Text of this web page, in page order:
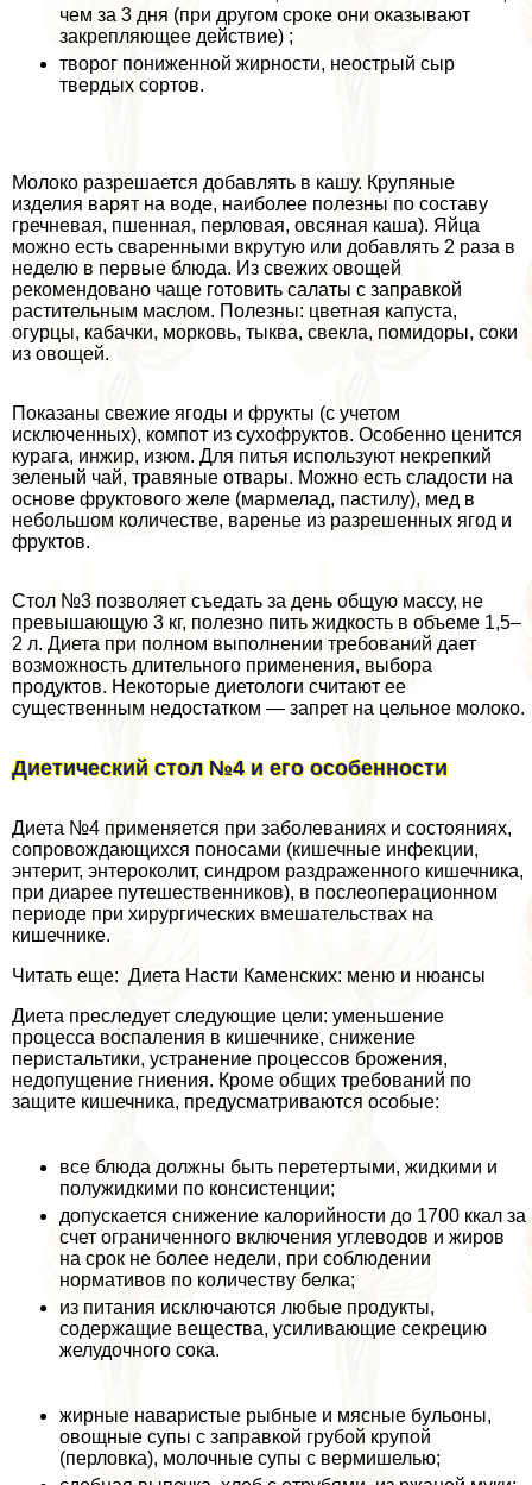
чем за 3 дня (при другом сроке они оказывают
закрепляющее действие) ;
творог пониженной жирности, неострый сыр
твердых сортов.
Молоко разрешается добавлять в кашу. Крупяные
изделия варят на воде, наиболее полезны по составу
гречневая, пшенная, перловая, овсяная каша). Яйца
можно есть сваренными вкрутую или добавлять 2 раза в
неделю в первые блюда. Из свежих овощей
рекомендовано чаще готовить салаты с заправкой
растительным маслом. Полезны: цветная капуста,
огурцы, кабачки, морковь, тыква, свекла, помидоры, соки
из овощей.
Показаны свежие ягоды и фрукты (с учетом
исключенных), компот из сухофруктов. Особенно ценится
курага, инжир, изюм. Для питья используют некрепкий
зеленый чай, травяные отвары. Можно есть сладости на
основе фруктового желе (мармелад, пастилу), мед в
небольшом количестве, варенье из разрешенных ягод и
фруктов.
Стол №3 позволяет съедать за день общую массу, не
превышающую 3 кг, полезно пить жидкость в объеме 1,5–
2 л. Диета при полном выполнении требований дает
возможность длительного применения, выбора
продуктов. Некоторые диетологи считают ее
существенным недостатком — запрет на цельное молоко.
Диетический стол №4 и его особенности
Диета №4 применяется при заболеваниях и состояниях,
сопровождающихся поносами (кишечные инфекции,
энтерит, энтероколит, синдром раздраженного кишечника,
при диарее путешественников), в послеоперационном
периоде при хирургических вмешательствах на
кишечнике.
Читать еще: Диета Насти Каменских: меню и нюансы
Диета преследует следующие цели: уменьшение
процесса воспаления в кишечнике, снижение
перистальтики, устранение процессов брожения,
недопущение гниения. Кроме общих требований по
защите кишечника, предусматриваются особые:
все блюда должны быть перетертыми, жидкими и
полужидкими по консистенции;
допускается снижение калорийности до 1700 ккал за
счет ограниченного включения углеводов и жиров
на срок не более недели, при соблюдении
нормативов по количеству белка;
из питания исключаются любые продукты,
содержащие вещества, усиливающие секрецию
желудочного сока.
жирные наваристые рыбные и мясные бульоны,
овощные супы с заправкой грубой крупой
(перловка), молочные супы с вермишелью;